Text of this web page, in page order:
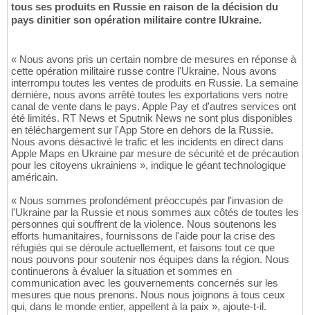
tous ses produits en Russie en raison de la décision du
pays dinitier son opération militaire contre lUkraine.
« Nous avons pris un certain nombre de mesures en réponse à
cette opération militaire russe contre l'Ukraine. Nous avons
interrompu toutes les ventes de produits en Russie. La semaine
dernière, nous avons arrêté toutes les exportations vers notre
canal de vente dans le pays. Apple Pay et d'autres services ont
été limités. RT News et Sputnik News ne sont plus disponibles
en téléchargement sur l'App Store en dehors de la Russie.
Nous avons désactivé le trafic et les incidents en direct dans
Apple Maps en Ukraine par mesure de sécurité et de précaution
pour les citoyens ukrainiens », indique le géant technologique
américain.
« Nous sommes profondément préoccupés par l'invasion de
l'Ukraine par la Russie et nous sommes aux côtés de toutes les
personnes qui souffrent de la violence. Nous soutenons les
efforts humanitaires, fournissons de l'aide pour la crise des
réfugiés qui se déroule actuellement, et faisons tout ce que
nous pouvons pour soutenir nos équipes dans la région. Nous
continuerons à évaluer la situation et sommes en
communication avec les gouvernements concernés sur les
mesures que nous prenons. Nous nous joignons à tous ceux
qui, dans le monde entier, appellent à la paix », ajoute-t-il.